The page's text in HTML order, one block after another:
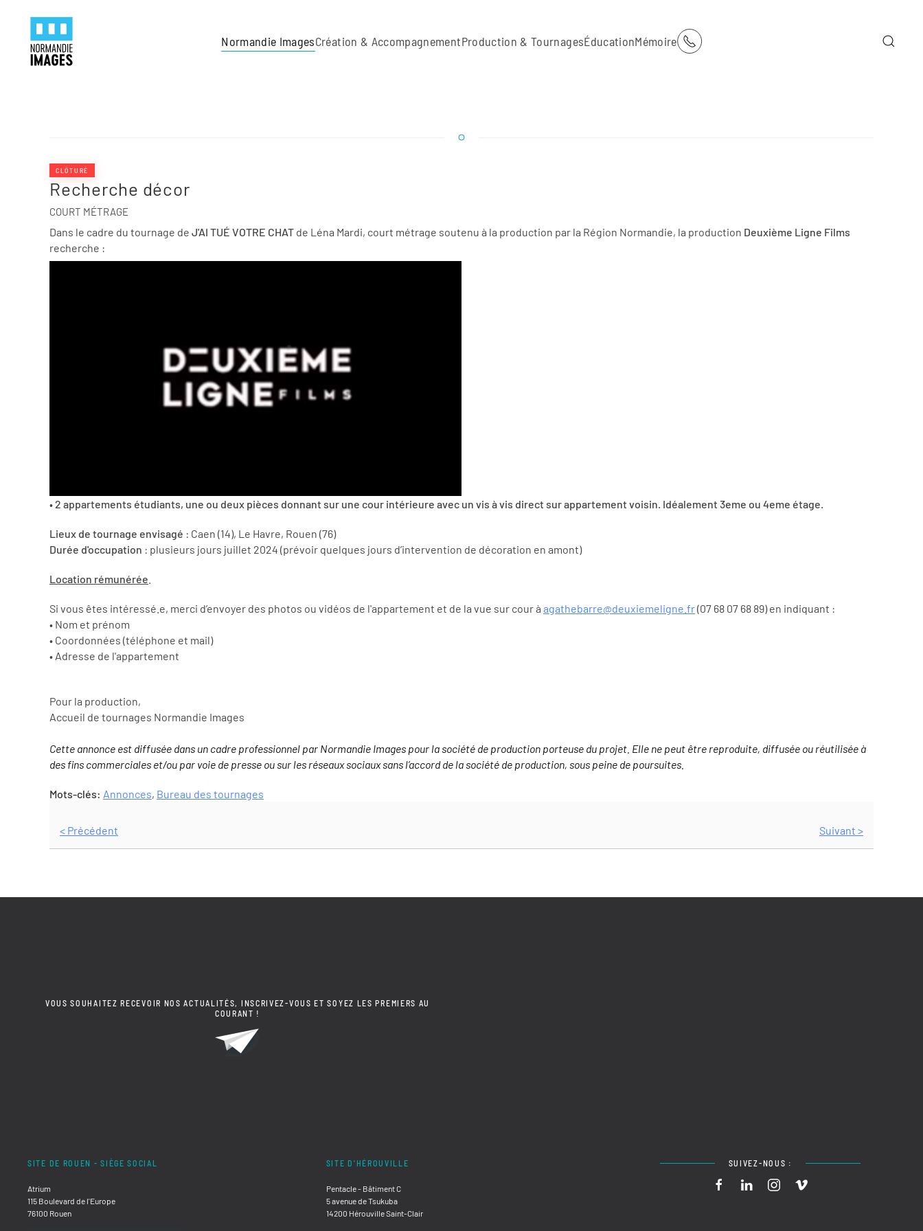
Skip to main content
Normandie ImagesCréation & AccompagnementProduction & TournagesÉducationMémoire
CLÔTURÉ
Recherche décor
COURT MÉTRAGE
Dans le cadre du tournage de J'AI TUÉ VOTRE CHAT de Léna Mardi, court métrage soutenu à la production par la Région Normandie, la production Deuxième Ligne Films
recherche :
•2 appartements étudiants, une ou deux pièces donnant sur une cour intérieure avec un vis à vis direct sur appartement voisin. Idéalement 3eme ou 4eme étage.
Lieux de tournage envisagé : Caen (14), Le Havre, Rouen (76)
Durée d'occupation : plusieurs jours juillet 2024 (prévoir quelques jours d’intervention de décoration en amont)
Location rémunérée
Si vous êtes intéressé.e, merci d’envoyer des photos ou vidéos de l'appartement et de la vue sur cour à agathebarre@deuxiemeligne.fr(07 68 07 68 89) en indiquant :
• Nom et prénom
• Coordonnées (téléphone et mail)
• Adresse de l'appartement
Pour la production,
Accueil de tournages Normandie Images
Cette annonce est diffusée dans un cadre professionnel par Normandie Images pour la société de production porteuse du projet. Elle ne peut être reproduite, diffusée ou réutilisée à
des fins commerciales et/ou par voie de presse ou sur les réseaux sociaux sans l’accord de la société de production, sous peine de poursuites.
Mots-clés: Annonces, Bureau des tournages
< Précédent Suivant >
VOUS SOUHAITEZ RECEVOIR NOS ACTUALITÉS, INSCRIVEZ-VOUS ET SOYEZ LES PREMIERS AU
COURANT !
SITE DE ROUEN - SIÈGE SOCIAL
Atrium
115 Boulevard de l'Europe
76100 Rouen
SITE D'HÉROUVILLE
Pentacle - Bâtiment C
5 avenue de Tsukuba
14200 Hérouville Saint-Clair
SUIVEZ-NOUS :